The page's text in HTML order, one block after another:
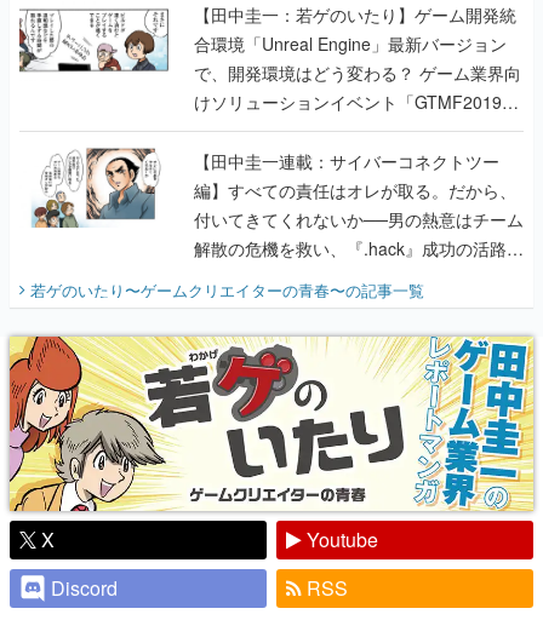
【田中圭一：若ゲのいたり】ゲーム開発統
合環境「Unreal Engine」最新バージョン
で、開発環境はどう変わる？ ゲーム業界向
けソリューションイベント「GTMF2019」
に行って、より理解を深めよう【PR】
【田中圭一連載：サイバーコネクトツー
編】すべての責任はオレが取る。だから、
付いてきてくれないか──男の熱意はチーム
解散の危機を救い、『.hack』成功の活路を
『少年ジャンプ』色だった【若ゲのいた
り】
若ゲのいたり〜ゲームクリエイターの青春〜の記事一覧
X
Youtube
Discord
RSS